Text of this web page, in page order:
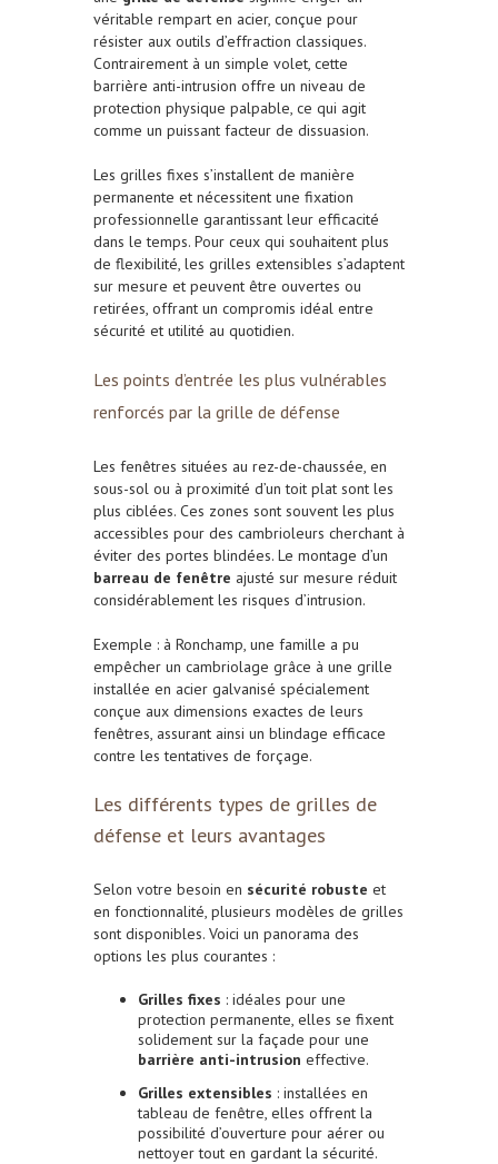
véritable rempart en acier, conçue pour
résister aux outils d’effraction classiques.
Contrairement à un simple volet, cette
barrière anti-intrusion offre un niveau de
protection physique palpable, ce qui agit
comme un puissant facteur de dissuasion.
Les grilles fixes s’installent de manière
permanente et nécessitent une fixation
professionnelle garantissant leur efficacité
dans le temps. Pour ceux qui souhaitent plus
de flexibilité, les grilles extensibles s’adaptent
sur mesure et peuvent être ouvertes ou
retirées, offrant un compromis idéal entre
sécurité et utilité au quotidien.
Les points d’entrée les plus vulnérables
renforcés par la grille de défense
Les fenêtres situées au rez-de-chaussée, en
sous-sol ou à proximité d’un toit plat sont les
plus ciblées. Ces zones sont souvent les plus
accessibles pour des cambrioleurs cherchant à
éviter des portes blindées. Le montage d’un
barreau de fenêtre ajusté sur mesure réduit
considérablement les risques d’intrusion.
Exemple : à Ronchamp, une famille a pu
empêcher un cambriolage grâce à une grille
installée en acier galvanisé spécialement
conçue aux dimensions exactes de leurs
fenêtres, assurant ainsi un blindage efficace
contre les tentatives de forçage.
Les différents types de grilles de
défense et leurs avantages
Selon votre besoin en sécurité robuste et
en fonctionnalité, plusieurs modèles de grilles
sont disponibles. Voici un panorama des
options les plus courantes :
Grilles fixes : idéales pour une
protection permanente, elles se fixent
solidement sur la façade pour une
barrière anti-intrusion effective.
Grilles extensibles : installées en
tableau de fenêtre, elles offrent la
possibilité d’ouverture pour aérer ou
nettoyer tout en gardant la sécurité.